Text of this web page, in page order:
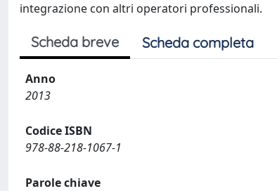
integrazione con altri operatori professionali.
Scheda breve Scheda completa
Anno
2013
Codice ISBN
978-88-218-1067-1
Parole chiave